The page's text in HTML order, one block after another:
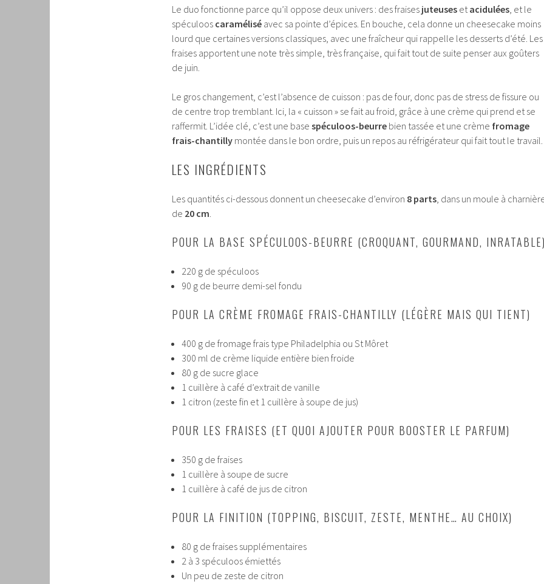
Le duo fonctionne parce qu’il oppose deux univers : des fraises juteuses et acidulées , et le
spéculoos caramélisé avec sa pointe d’épices. En bouche, cela donne un cheesecake moins
lourd que certaines versions classiques, avec une fraîcheur qui rappelle les desserts d’été. Les
fraises apportent une note très simple, très française, qui fait tout de suite penser aux goûters
de juin.
Le gros changement, c’est l’absence de cuisson : pas de four, donc pas de stress de fissure ou
de centre trop tremblant. Ici, la « cuisson » se fait au froid, grâce à une crème qui prend et se
raffermit. L’idée clé, c’est une base spéculoos-beurre bien tassée et une crème fromage
frais-chantilly montée dans le bon ordre, puis un repos au réfrigérateur qui fait tout le travail.
LES INGRÉDIENTS
Les quantités ci-dessous donnent un cheesecake d’environ 8 parts , dans un moule à
de 20 cm
POUR LA BASE SPÉCULOOS-BEURRE (CROQUANT, GOURMAND,
220 g de spéculoos
90 g de beurre demi-sel fondu
POUR LA CRÈME FROMAGE FRAIS-CHANTILLY (LÉGÈRE MAIS QUI TIENT)
400 g de fromage frais type Philadelphia ou St Môret
300 ml de crème liquide entière bien froide
80 g de sucre glace
1 cuillère à café d’extrait de vanille
1 citron (zeste fin et 1 cuillère à soupe de jus)
POUR LES FRAISES (ET QUOI AJOUTER POUR BOOSTER LE PARFUM)
350 g de fraises
1 cuillère à soupe de sucre
1 cuillère à café de jus de citron
POUR LA FINITION (TOPPING, BISCUIT, ZESTE, MENTHE… AU CHOIX)
80 g de fraises supplémentaires
2 à 3 spéculoos émiettés
Un peu de zeste de citron